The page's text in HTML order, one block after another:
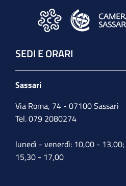
SEDI E ORARI
Sassari
Via Roma, 74 - 07100 Sassari
Tel. 079 2080274
lunedì - venerdì: 10,00 -
15,30 - 17,00